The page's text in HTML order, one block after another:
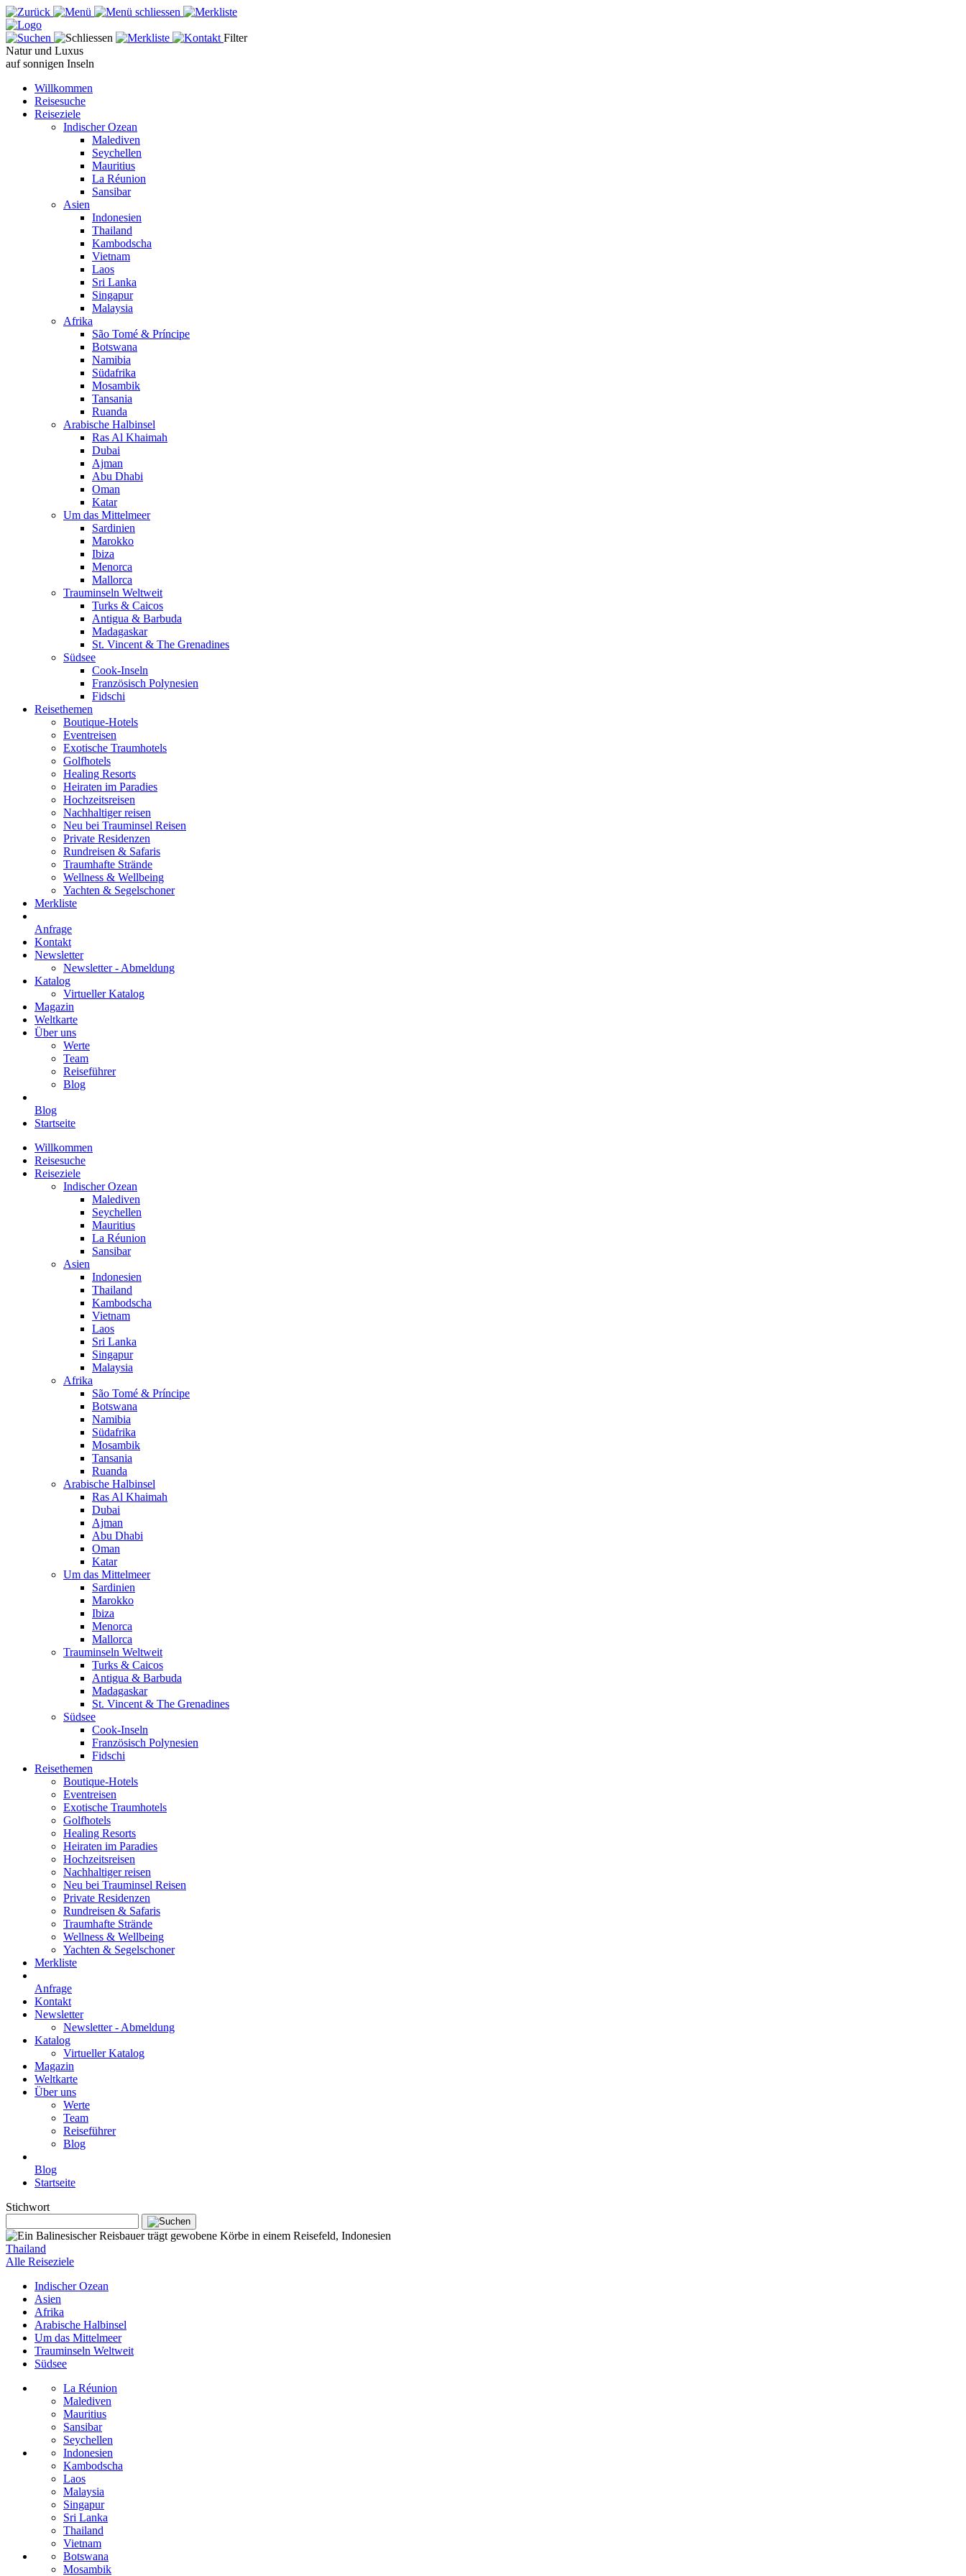
Filter
Natur und Luxus
auf sonnigen Inseln
Willkommen
Reisesuche
Reiseziele
Indischer Ozean
Malediven
Seychellen
Mauritius
La Réunion
Sansibar
Asien
Indonesien
Thailand
Kambodscha
Vietnam
Laos
Sri Lanka
Singapur
Malaysia
Afrika
São Tomé & Príncipe
Botswana
Namibia
Südafrika
Mosambik
Tansania
Ruanda
Arabische Halbinsel
Ras Al Khaimah
Dubai
Ajman
Abu Dhabi
Oman
Katar
Um das Mittelmeer
Sardinien
Marokko
Ibiza
Menorca
Mallorca
Trauminseln Weltweit
Turks & Caicos
Antigua & Barbuda
Madagaskar
St. Vincent & The Grenadines
Südsee
Cook-Inseln
Französisch Polynesien
Fidschi
Reisethemen
Boutique-Hotels
Eventreisen
Exotische Traumhotels
Golfhotels
Healing Resorts
Heiraten im Paradies
Hochzeitsreisen
Nachhaltiger reisen
Neu bei Trauminsel Reisen
Private Residenzen
Rundreisen & Safaris
Traumhafte Strände
Wellness & Wellbeing
Yachten & Segelschoner
Merkliste
Anfrage
Kontakt
Newsletter
Newsletter - Abmeldung
Katalog
Virtueller Katalog
Magazin
Weltkarte
Über uns
Werte
Team
Reiseführer
Blog
Blog
Startseite
Willkommen
Reisesuche
Reiseziele
Indischer Ozean
Malediven
Seychellen
Mauritius
La Réunion
Sansibar
Asien
Indonesien
Thailand
Kambodscha
Vietnam
Laos
Sri Lanka
Singapur
Malaysia
Afrika
São Tomé & Príncipe
Botswana
Namibia
Südafrika
Mosambik
Tansania
Ruanda
Arabische Halbinsel
Ras Al Khaimah
Dubai
Ajman
Abu Dhabi
Oman
Katar
Um das Mittelmeer
Sardinien
Marokko
Ibiza
Menorca
Mallorca
Trauminseln Weltweit
Turks & Caicos
Antigua & Barbuda
Madagaskar
St. Vincent & The Grenadines
Südsee
Cook-Inseln
Französisch Polynesien
Fidschi
Reisethemen
Boutique-Hotels
Eventreisen
Exotische Traumhotels
Golfhotels
Healing Resorts
Heiraten im Paradies
Hochzeitsreisen
Nachhaltiger reisen
Neu bei Trauminsel Reisen
Private Residenzen
Rundreisen & Safaris
Traumhafte Strände
Wellness & Wellbeing
Yachten & Segelschoner
Merkliste
Anfrage
Kontakt
Newsletter
Newsletter - Abmeldung
Katalog
Virtueller Katalog
Magazin
Weltkarte
Über uns
Werte
Team
Reiseführer
Blog
Blog
Startseite
Stichwort
Thailand
Alle Reiseziele
Indischer Ozean
Asien
Afrika
Arabische Halbinsel
Um das Mittelmeer
Trauminseln Weltweit
Südsee
La Réunion
Malediven
Mauritius
Sansibar
Seychellen
Indonesien
Kambodscha
Laos
Malaysia
Singapur
Sri Lanka
Thailand
Vietnam
Botswana
Mosambik